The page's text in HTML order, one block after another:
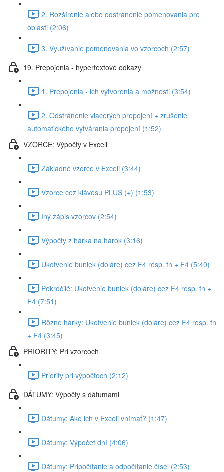
2. Rozšírenie alebo odstránenie pomenovania pre
oblasti (2:06)
3. Využívanie pomenovania vo vzorcoch (2:57)
19. Prepojenia - hypertextové odkazy
1. Prepojenia - ich vytvorenia a možnosti (3:54)
2. Odstránenie viacerých prepojení + zrušenie
automatického vytvárania prepojení (1:52)
VZORCE: Výpočty v Exceli
Základné vzorce v Exceli (3:44)
Vzorce cez klávesu PLUS (+) (1:53)
Iný zápis vzorcov (2:54)
Výpočty z hárka na hárok (3:16)
Ukotvenie buniek (doláre) cez F4 resp. fn + F4 (5:40)
Pokročilé: Ukotvenie buniek (doláre) cez F4 resp. fn +
F4 (7:51)
Rôzne hárky: Ukotvenie buniek (doláre) cez F4 resp. fn
+ F4 (3:45)
PRIORITY: Pri vzorcoch
Priority pri výpočtoch (2:12)
DÁTUMY: Výpočty s dátumami
Dátumy: Ako ich v Exceli vnímať? (1:47)
Dátumy: Výpočet dní (4:06)
Dátumy: Pripočítanie a odpočítanie čísel (2:53)